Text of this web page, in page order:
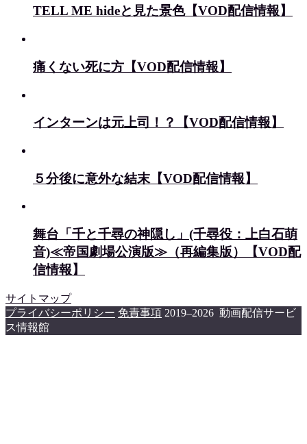
TELL ME hideと見た景色【VOD配信情報】
痛くない死に方【VOD配信情報】
インターンは元上司！？【VOD配信情報】
５分後に意外な結末【VOD配信情報】
舞台「千と千尋の神隠し」(千尋役：上白石萌
音)≪帝国劇場公演版≫（再編集版）【VOD配
信情報】
サイトマップ
プライバシーポリシー 免責事項 2019–2026 動画配信サービ
ス情報館